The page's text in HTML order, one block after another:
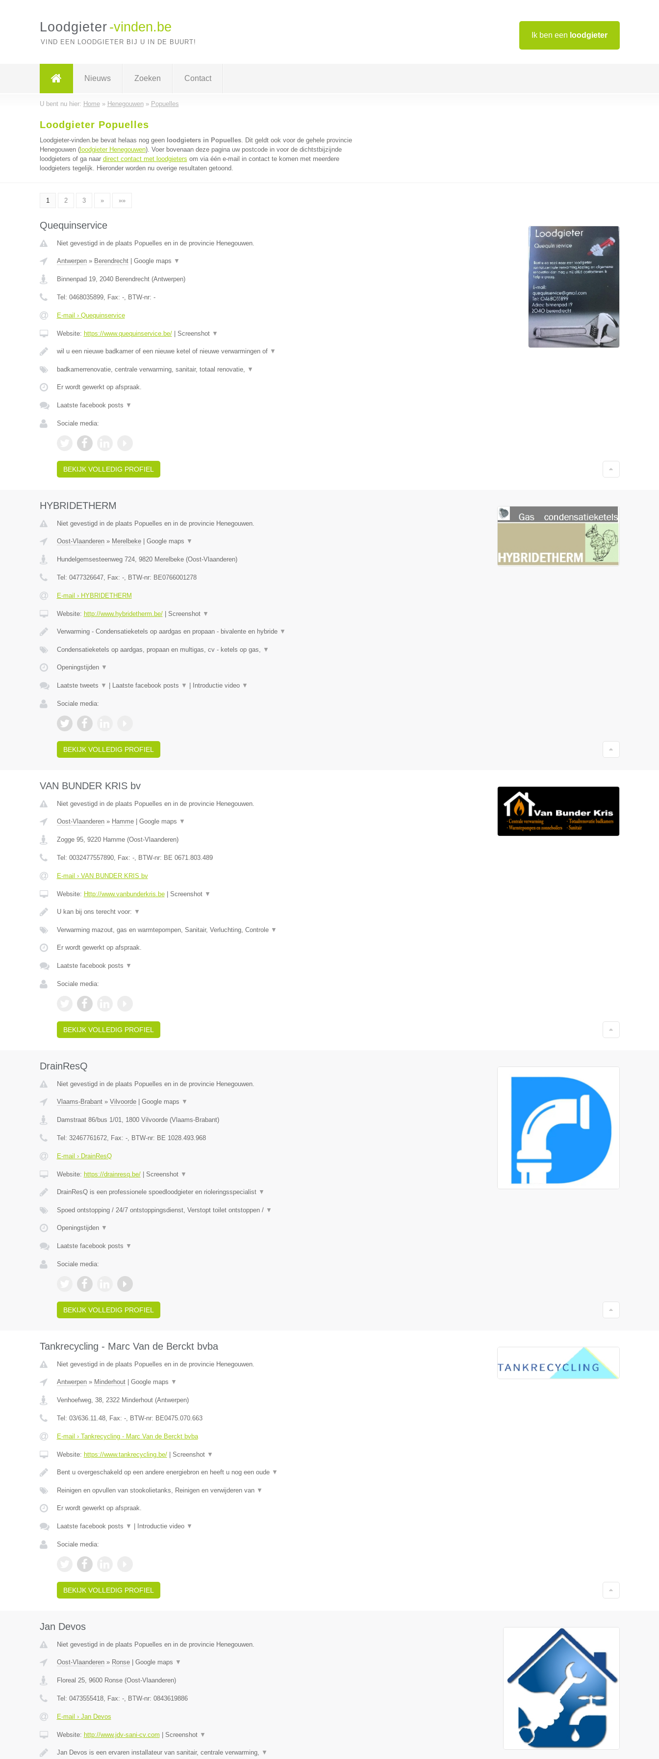
Ik ben een loodgieter
Loodgieter -vinden.be
VIND EEN LOODGIETER BIJ U IN DE BUURT!
Nieuws Zoeken Contact
U bent nu hier: Home» Henegouwen» Popuelles
Loodgieter Popuelles
Loodgieter-vinden.be bevat helaas nog geen loodgieters in Popuelles. Dit geldt ook voor de gehele provincie
Henegouwen (loodgieter Henegouwen). Voer bovenaan deze pagina uw postcode in voor de dichtstbijzijnde
loodgieters of ga naar direct contact met loodgieters om via één e-mail in contact te komen met meerdere
loodgieters tegelijk. Hieronder worden nu overige resultaten getoond.
1 2 3 » »»
Quequinservice
Niet gevestigd in de plaats Popuelles en in de provincie Henegouwen.
Antwerpen» Berendrecht| Google maps ▼
Binnenpad 19, 2040 Berendrecht(Antwerpen)
Tel: 0468035899, Fax: -, BTW-nr: -
E-mail › Quequinservice
Website: https://www.quequinservice.be/| Screenshot ▼
wil u een nieuwe badkamer of een nieuwe ketel of nieuwe verwarmingen of ▼
badkamerrenovatie, centrale verwarming, sanitair, totaal renovatie, ▼
Er wordt gewerkt op afspraak.
Laatste facebook posts ▼
Sociale media:
BEKIJK VOLLEDIG PROFIEL
HYBRIDETHERM
Niet gevestigd in de plaats Popuelles en in de provincie Henegouwen.
Oost-Vlaanderen» Merelbeke| Google maps ▼
Hundelgemsesteenweg 724, 9820 Merelbeke(Oost-Vlaanderen)
Tel: 0477326647, Fax: -, BTW-nr: BE0766001278
E-mail › HYBRIDETHERM
Website: http://www.hybridetherm.be/| Screenshot ▼
Verwarming - Condensatieketels op aardgas en propaan - bivalente en hybride ▼
Condensatieketels op aardgas, propaan en multigas, cv - ketels op gas, ▼
Openingstijden ▼
Laatste tweets ▼ Laatste facebook posts ▼ Introductie video ▼
Sociale media:
BEKIJK VOLLEDIG PROFIEL
VAN BUNDER KRIS bv
Niet gevestigd in de plaats Popuelles en in de provincie Henegouwen.
Oost-Vlaanderen» Hamme| Google maps ▼
Zogge 95, 9220 Hamme(Oost-Vlaanderen)
Tel: 0032477557890, Fax: -, BTW-nr: BE 0671.803.489
E-mail › VAN BUNDER KRIS bv
Website: Http://www.vanbunderkris.be| Screenshot ▼
U kan bij ons terecht voor: ▼
Verwarming mazout, gas en warmtepompen, Sanitair, Verluchting, Controle ▼
Er wordt gewerkt op afspraak.
Laatste facebook posts ▼
Sociale media:
BEKIJK VOLLEDIG PROFIEL
DrainResQ
Niet gevestigd in de plaats Popuelles en in de provincie Henegouwen.
Vlaams-Brabant» Vilvoorde| Google maps ▼
Damstraat 86/bus 1/01, 1800 Vilvoorde(Vlaams-Brabant)
Tel: 32467761672, Fax: -, BTW-nr: BE 1028.493.968
E-mail › DrainResQ
Website: https://drainresq.be/| Screenshot ▼
DrainResQ is een professionele spoedloodgieter en rioleringsspecialist ▼
Spoed ontstopping / 24/7 ontstoppingsdienst, Verstopt toilet ontstoppen / ▼
Openingstijden ▼
Laatste facebook posts ▼
Sociale media:
BEKIJK VOLLEDIG PROFIEL
Tankrecycling - Marc Van de Berckt bvba
Niet gevestigd in de plaats Popuelles en in de provincie Henegouwen.
Antwerpen» Minderhout| Google maps ▼
Venhoefweg, 38, 2322 Minderhout(Antwerpen)
Tel: 03/636.11.48, Fax: -, BTW-nr: BE0475.070.663
E-mail › Tankrecycling - Marc Van de Berckt bvba
Website: https://www.tankrecycling.be/| Screenshot ▼
Bent u overgeschakeld op een andere energiebron en heeft u nog een oude ▼
Reinigen en opvullen van stookolietanks, Reinigen en verwijderen van ▼
Er wordt gewerkt op afspraak.
Laatste facebook posts ▼ Introductie video ▼
Sociale media:
BEKIJK VOLLEDIG PROFIEL
Jan Devos
Niet gevestigd in de plaats Popuelles en in de provincie Henegouwen.
Oost-Vlaanderen» Ronse| Google maps ▼
Floreal 25, 9600 Ronse(Oost-Vlaanderen)
Tel: 0473555418, Fax: -, BTW-nr: 0843619886
E-mail › Jan Devos
Website: http://www.jdv-sani-cv.com Screenshot ▼
Jan Devos is een ervaren installateur van sanitair, centrale verwarming, ▼